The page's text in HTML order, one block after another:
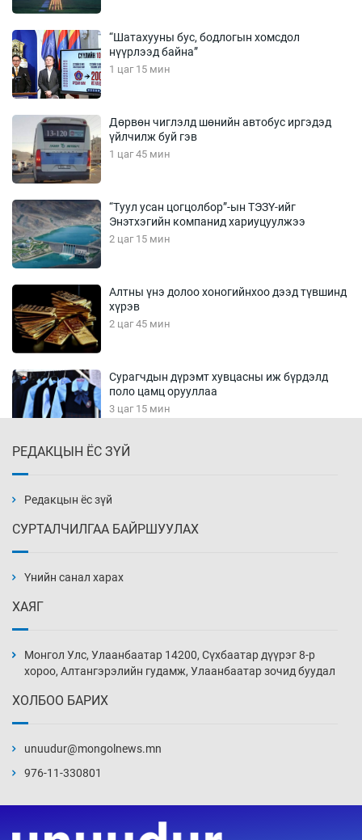
“Шатахууны бус, бодлогын хомсдол
нүүрлээд байна”
1 цаг 15 мин
Дөрвөн чиглэлд шөнийн автобус иргэдэд
үйлчилж буй гэв
1 цаг 45 мин
“Туул усан цогцолбор”-ын ТЭЗҮ-ийг
Энэтхэгийн компанид хариуцуулжээ
2 цаг 15 мин
Алтны үнэ долоо хоногийнхоо дээд түвшинд
хүрэв
2 цаг 45 мин
Сурагчдын дүрэмт хувцасны иж бүрдэлд
поло цамц орууллаа
3 цаг 15 мин
3 цаг 45 мин
4 цаг 15 мин
4 цаг 45 мин
дарамтад оров
20 цаг 45 мин
РЕДАКЦЫН ЁС ЗҮЙ
Редакцын ёс зүй
СУРТАЛЧИЛГАА БАЙРШУУЛАХ
Үнийн санал харах
ХАЯГ
Монгол Улс, Улаанбаатар 14200, Сүхбаатар дүүрэг 8-р
хороо, Алтангэрэлийн гудамж, Улаанбаатар зочид буудал
ХОЛБОО БАРИХ
unuudur@mongolnews.mn
976-11-330801